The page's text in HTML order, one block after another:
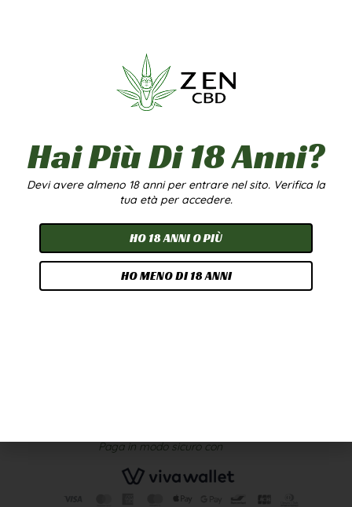
Con la nostra Spedizione Nazionale, la consegna del tuo
ordine è garantita in 24/48H lavorative in tutta Italia.
Spedizione il giorno stesso se l’ordine viene effettuato in
prima mattinata.
PACCO ANONIMO (non rivela nome azienda e contenuto).
SPEDIZIONE GRATUITA con una spesa di almeno 50€
Paga in modo sicuro con
Hai Più Di 18 Anni?
Devi avere almeno 18 anni per entrare nel sito. Verifica la
tua età per accedere.
HO 18 ANNI O PIÙ
HO MENO DI 18 ANNI